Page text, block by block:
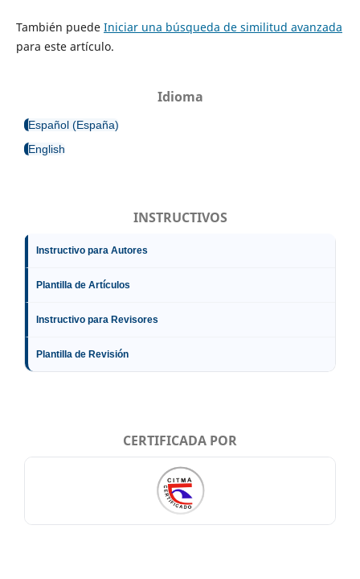
También puede Iniciar una búsqueda de similitud avanzada
para este artículo.
Idioma
Español (España)
English
INSTRUCTIVOS
Instructivo para Autores
Plantilla de Artículos
Instructivo para Revisores
Plantilla de Revisión
CERTIFICADA POR